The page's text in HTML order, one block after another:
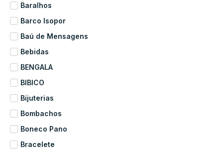
Baralhos
Barco Isopor
Baú de Mensagens
Bebidas
BENGALA
BIBICO
Bijuterias
Bombachos
Boneco Pano
Bracelete